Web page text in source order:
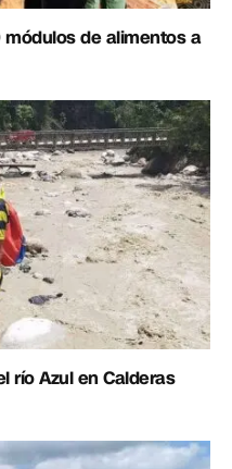
de alimentos a
río Azul en Calderas